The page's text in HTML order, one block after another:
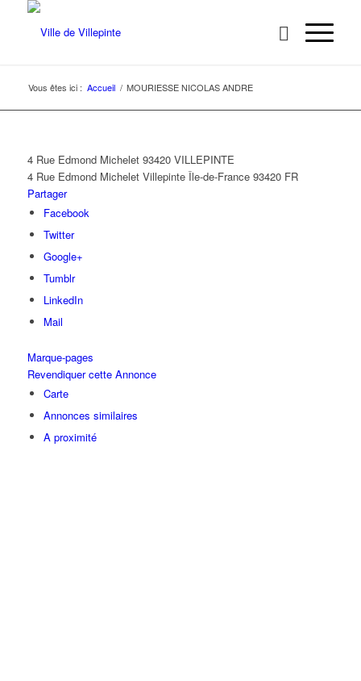
Vous êtes ici : Accueil / MOURIESSE NICOLAS ANDRE
4 Rue Edmond Michelet 93420 VILLEPINTE
4 Rue Edmond Michelet Villepinte Île-de-France 93420 FR
Partager
Facebook
Twitter
Google+
Tumblr
LinkedIn
Mail
Marque-pages
Revendiquer cette Annonce
Carte
Annonces similaires
A proximité